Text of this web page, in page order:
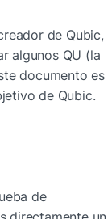
de Qubic,
algunos QU (la
documento es
de Qubic.
de